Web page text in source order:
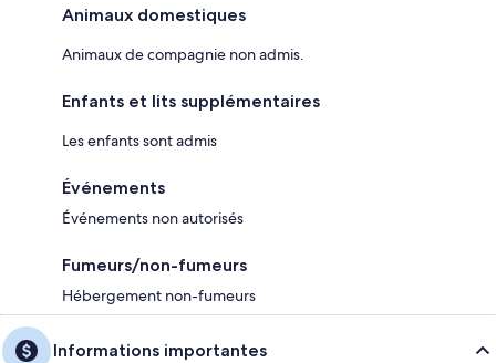
Animaux domestiques
Animaux de compagnie non admis.
Enfants et lits supplémentaires
Les enfants sont admis
Événements
Événements non autorisés
Fumeurs/non-fumeurs
Hébergement non-fumeurs
Informations importantes